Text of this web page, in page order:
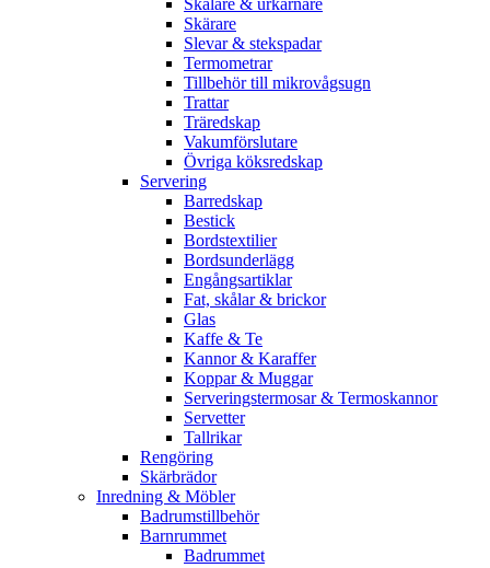
Skalare & urkärnare
Skärare
Slevar & stekspadar
Termometrar
Tillbehör till mikrovågsugn
Trattar
Träredskap
Vakumförslutare
Övriga köksredskap
Servering
Barredskap
Bestick
Bordstextilier
Bordsunderlägg
Engångsartiklar
Fat, skålar & brickor
Glas
Kaffe & Te
Kannor & Karaffer
Koppar & Muggar
Serveringstermosar & Termoskannor
Servetter
Tallrikar
Rengöring
Skärbrädor
Inredning & Möbler
Badrumstillbehör
Barnrummet
Badrummet